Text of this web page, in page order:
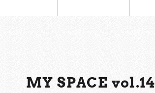
MY SPACE vol.14